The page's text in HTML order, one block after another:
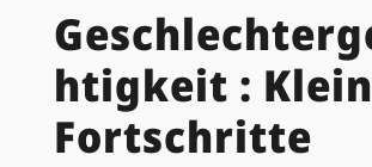
htigkeit :
Fortschritte